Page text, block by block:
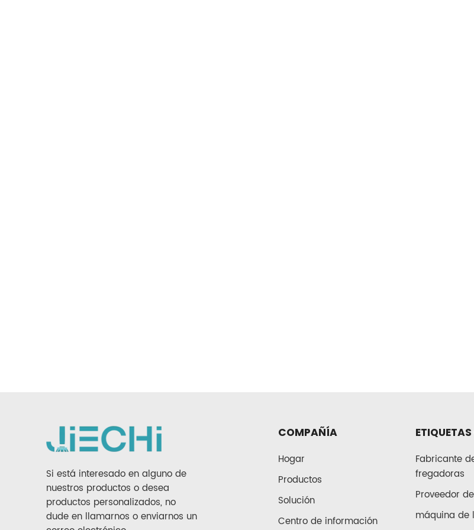
Si está interesado en alguno de
nuestros productos o desea
productos personalizados, no
dude en llamarnos o enviarnos un
COMPAÑÍA
Hogar
Productos
Solución
Centro de información
Fabricante
fregadoras
Proveedor
máquina de